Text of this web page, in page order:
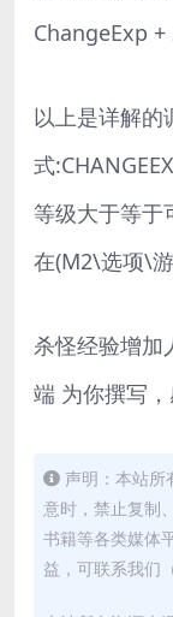
ChangeExp
以上是详解的
式
等级大于等于
在(M2\选项\
杀怪经验增加
端 为你撰写
声明：本站所
意时，禁止复制
书籍等各类媒体
益，可联系我们